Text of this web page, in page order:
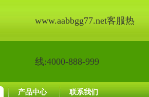
www.aabbgg77.net客服热
线:4000-888-999
产品中心 联系我们